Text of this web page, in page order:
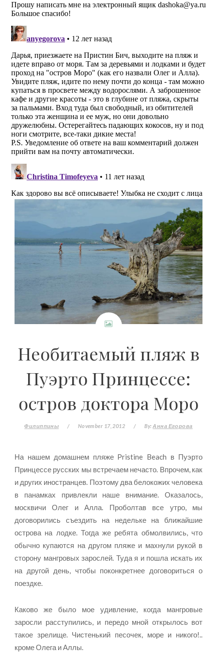
Необитаемый пляж в
Пуэрто Принцессе:
остров доктора Моро
Филиппины / November 17, 2012 / By:Анна Егорова
На нашем домашнем пляже Pristine Beach в Пуэрто
Принцессе русских мы встречаем нечасто. Впрочем, как
и других иностранцев. Поэтому два белокожих человека
в панамках привлекли наше внимание. Оказалось,
москвичи Олег и Алла. Проболтав все утро, мы
договорились съездить на недельке на ближайшие
острова на лодке. Тогда же ребята обмолвились, что
обычно купаются на другом пляже и махнули рукой в
сторону мангровых зарослей. Туда я и пошла искать их
на другой день, чтобы поконкретнее договориться о
поездке.
Каково же было мое удивление, когда мангровые
заросли расступились, и передо мной открылось вот
такое зрелище. Чистенький песочек, море и никого!..
кроме Олега и Аллы.